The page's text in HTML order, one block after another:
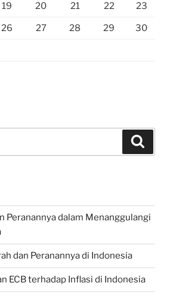
19 20 21 22 23
26 27 28 29 30
Peranannya dalam Menanggulangi
dan Peranannya di Indonesia
ECB terhadap Inflasi di Indonesia